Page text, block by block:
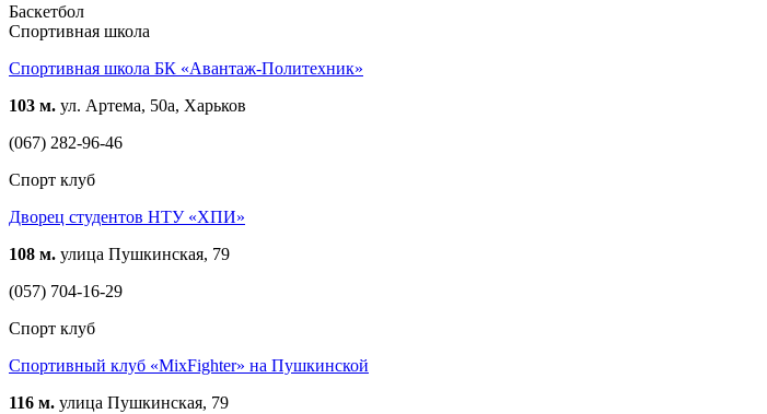
Баскетбол
Спортивная школа
Спортивная школа БК «Авантаж-Политехник»
103 м. ул. Артема, 50а, Харьков
(067) 282-96-46
Спорт клуб
Дворец студентов НТУ «ХПИ»
108 м. улица Пушкинская, 79
(057) 704-16-29
Спорт клуб
Спортивный клуб «MixFighter» на Пушкинской
116 м. улица Пушкинская, 79